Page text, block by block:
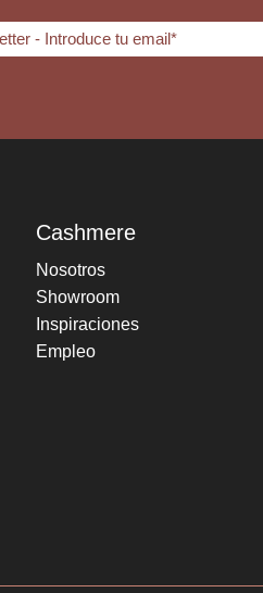
Cashmere
Nosotros
Showroom
Inspiraciones
Empleo